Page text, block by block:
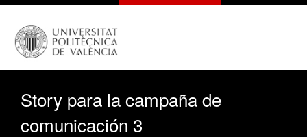
Story para la campaña de
comunicación 3